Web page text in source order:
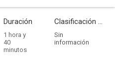
Duración
1 hora y
40
minutos
Clasificación por edades
Sin
información